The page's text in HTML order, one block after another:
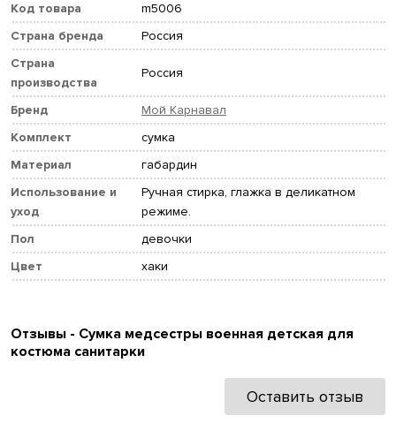
Код товара
m5006
Страна бренда
Россия
Страна
производства
Россия
Бренд
Мой Карнавал
Комплект
сумка
Материал
габардин
Использование и
уход
Ручная стирка, глажка в деликатном
режиме.
Пол
девочки
Цвет
хаки
Отзывы - Сумка медсестры военная детская для
костюма санитарки
Оставить отзыв